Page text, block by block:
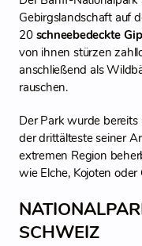
Gebirgslandschaft auf
20 schneebedeckte
von ihnen stürzen
anschließend als
rauschen.
Der Park wurde
der drittälteste seiner
extremen Region
wie Elche, Kojoten oder
SCHWEIZ